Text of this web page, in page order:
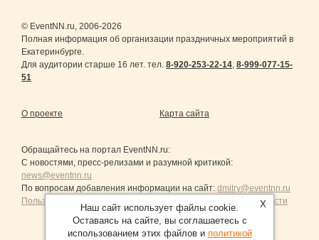
© EventNN.ru, 2006-2026
Полная информация об организации праздничных мероприятий в
Екатеринбурге.
Для аудитории старше 16 лет. тел. 8-920-253-22-14, 8-999-077-15-
51
О проекте Карта сайта
Обращайтесь на портал EventNN.ru:
С новостями, пресс-релизами и разумной критикой:
news@eventnn.ru
По вопросам добавления информации на сайт: dmitry@eventnn.ru
Пользовательское Соглашение и политика конфиденциальности
X
Наш сайт использует файлы cookie.
Оставаясь на сайте, вы соглашаетесь с
использованием этих файлов и политикой